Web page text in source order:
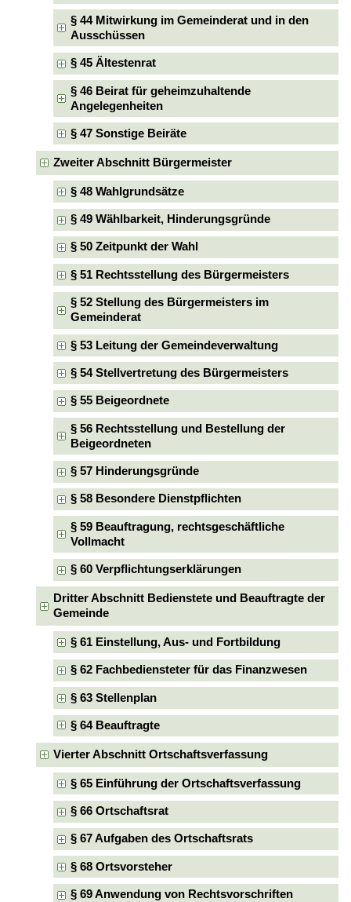
§ 44 Mitwirkung im Gemeinderat und in den
Ausschüssen
§ 45 Ältestenrat
§ 46 Beirat für geheimzuhaltende
Angelegenheiten
§ 47 Sonstige Beiräte
Zweiter Abschnitt Bürgermeister
§ 48 Wahlgrundsätze
§ 49 Wählbarkeit, Hinderungsgründe
§ 50 Zeitpunkt der Wahl
§ 51 Rechtsstellung des Bürgermeisters
§ 52 Stellung des Bürgermeisters im
Gemeinderat
§ 53 Leitung der Gemeindeverwaltung
§ 54 Stellvertretung des Bürgermeisters
§ 55 Beigeordnete
§ 56 Rechtsstellung und Bestellung der
Beigeordneten
§ 57 Hinderungsgründe
§ 58 Besondere Dienstpflichten
§ 59 Beauftragung, rechtsgeschäftliche
Vollmacht
§ 60 Verpflichtungserklärungen
Dritter Abschnitt Bedienstete und Beauftragte der
Gemeinde
§ 61 Einstellung, Aus- und Fortbildung
§ 62 Fachbediensteter für das Finanzwesen
§ 63 Stellenplan
§ 64 Beauftragte
Vierter Abschnitt Ortschaftsverfassung
§ 65 Einführung der Ortschaftsverfassung
§ 66 Ortschaftsrat
§ 67 Aufgaben des Ortschaftsrats
§ 68 Ortsvorsteher
§ 69 Anwendung von Rechtsvorschriften